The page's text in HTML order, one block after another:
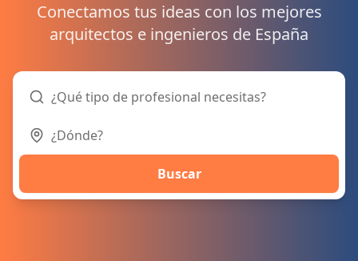
Conectamos tus ideas con los mejores
arquitectos e ingenieros de España
Buscar